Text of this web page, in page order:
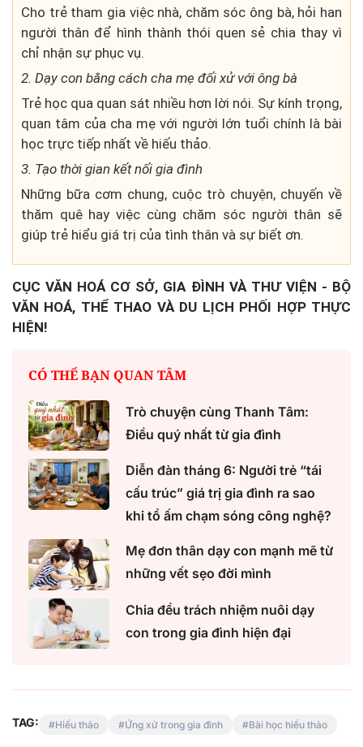
Cho trẻ tham gia việc nhà, chăm sóc ông bà, hỏi han
người thân để hình thành thói quen sẻ chia thay vì
chỉ nhận sự phục vụ.
2. Dạy con bằng cách cha mẹ đối xử với ông bà
Trẻ học qua quan sát nhiều hơn lời nói. Sự kính trọng,
quan tâm của cha mẹ với người lớn tuổi chính là bài
học trực tiếp nhất về hiếu thảo.
3. Tạo thời gian kết nối gia đình
Những bữa cơm chung, cuộc trò chuyện, chuyến về
thăm quê hay việc cùng chăm sóc người thân sẽ
giúp trẻ hiểu giá trị của tình thân và sự biết ơn.
CỤC VĂN HOÁ CƠ SỞ, GIA ĐÌNH VÀ THƯ VIỆN - BỘ
VĂN HOÁ, THỂ THAO VÀ DU LỊCH PHỐI HỢP THỰC
HIỆN!
CÓ THỂ BẠN QUAN TÂM
Trò chuyện cùng Thanh Tâm:
Điều quý nhất từ gia đình
Diễn đàn tháng 6: Người trẻ “tái
cấu trúc” giá trị gia đình ra sao
khi tổ ấm chạm sóng công nghệ?
Mẹ đơn thân dạy con mạnh mẽ từ
những vết sẹo đời mình
Chia đều trách nhiệm nuôi dạy
con trong gia đình hiện đại
TAG: Hiếu thảo Ứng xử trong gia đình Bài học hiếu thảo